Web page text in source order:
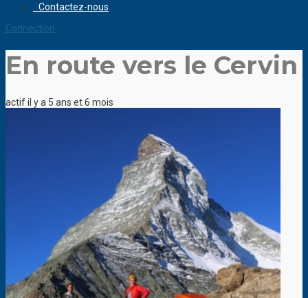
Contactez-nous
Connection
En route vers le Cervin
actif il y a 5 ans et 6 mois